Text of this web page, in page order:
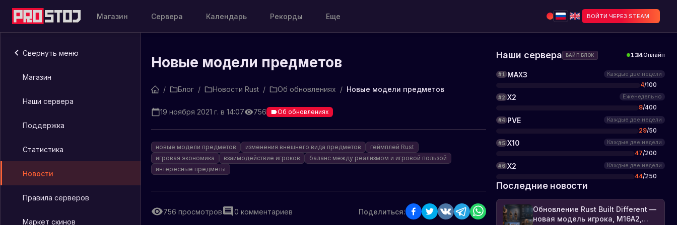
Магазин Сервера Календарь Рекорды Еще ВОЙТИ ЧЕРЕЗ STEAM
Свернуть меню
Магазин
Наши сервера
Поддержка
Статистика
Новости
Правила серверов
Маркет скинов
Новые модели предметов
/ Блог / Новости Rust / Об обновлениях / Новые модели предметов
19 ноября 2021 г. в 14:07 756 Об обновлениях
новые модели предметов изменения внешнего вида предметов
геймплей Rust
игровая экономика
взаимодействие игроков
баланс между реализмом и игровой пользой
интересные предметы
756 просмотров 0 комментариев Поделиться:
Наши сервера ВАЙП БЛОК 134Онлайн
#1 MAX3 Каждые две недели
4/100
#2 X2 Еженедельно
8/400
#4 PVE Каждые две недели
29/50
#5 X10 Каждые две недели
47/200
#6 X2 Каждые две недели
44/250
Последние новости
Обновление Rust Built Different —
новая модель игрока, M16A2,